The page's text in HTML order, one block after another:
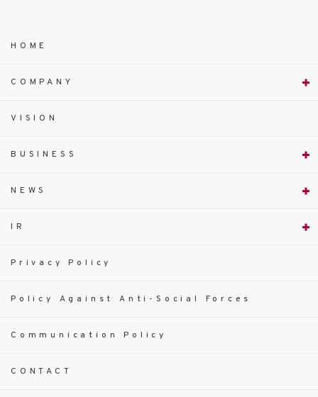
HOME
COMPANY
VISION
BUSINESS
NEWS
IR
Privacy Policy
Policy Against Anti-Social Forces
Communication Policy
CONTACT